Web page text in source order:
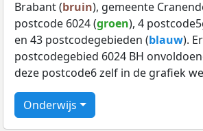
Brabant (bruin), gemeente
postcode 6024 (groen), 4
en 43 postcodegebieden (blauw).
postcodegebied 6024 BH
deze postcode6 zelf in de grafiek
Onderwijs